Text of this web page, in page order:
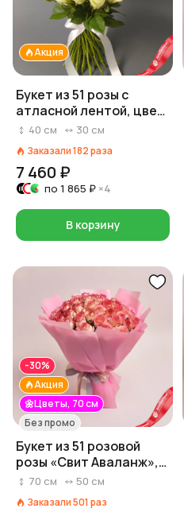
Акция
Букет из 51 розы с
атласной лентой, цвет
розовый/белый/
Россия, 40 см
40 см 30 см
Заказали182раза
7 460 ₽
по 1 865 ₽ ×4
В корзину
🌼Цветы, 70 см
Акция
-30%
Без промо
Букет из 51 розовой
розы «Свит Аваланж»,
70 см, Россия
70 см 50 см
Заказали501 раз